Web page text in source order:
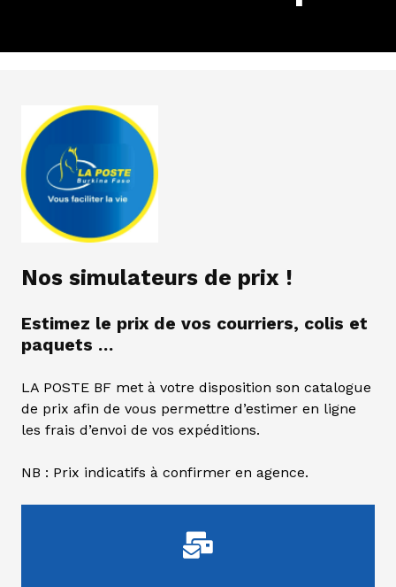
Nos simulateurs de prix !
Estimez le prix de vos courriers, colis et
paquets …
LA POSTE BF met à votre disposition son catalogue
de prix afin de vous permettre d’estimer en ligne
les frais d’envoi de vos expéditions.
NB : Prix indicatifs à confirmer en agence.